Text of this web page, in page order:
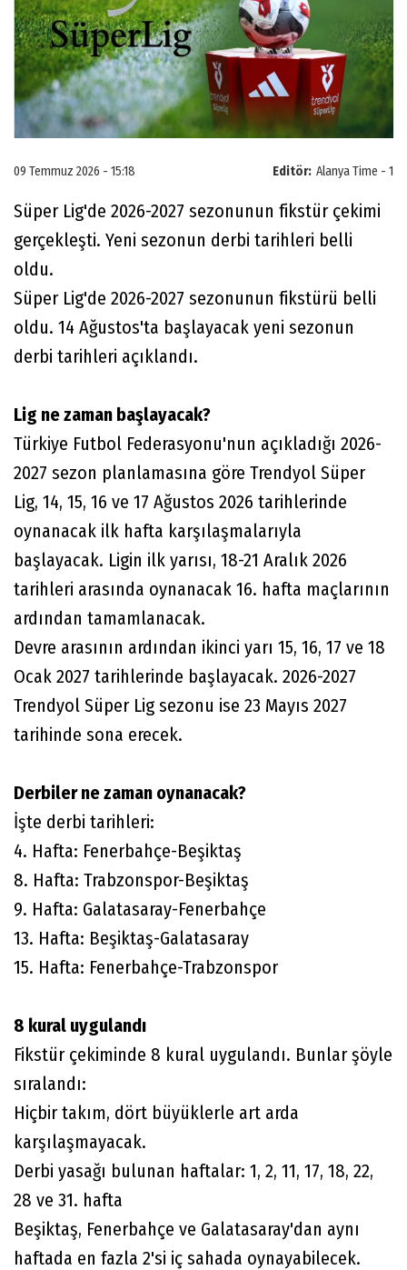
Editör: Alanya Time - 1
09 Temmuz 2026 - 15:18
Süper Lig'de 2026-2027 sezonunun fikstür çekimi
gerçekleşti. Yeni sezonun derbi tarihleri belli
oldu.
Süper Lig'de 2026-2027 sezonunun fikstürü belli
oldu. 14 Ağustos'ta başlayacak yeni sezonun
derbi tarihleri açıklandı.
Lig ne zaman başlayacak?
Türkiye Futbol Federasyonu'nun açıkladığı 2026-
2027 sezon planlamasına göre Trendyol Süper
Lig, 14, 15, 16 ve 17 Ağustos 2026 tarihlerinde
oynanacak ilk hafta karşılaşmalarıyla
başlayacak. Ligin ilk yarısı, 18-21 Aralık 2026
tarihleri arasında oynanacak 16. hafta maçlarının
ardından tamamlanacak.
Devre arasının ardından ikinci yarı 15, 16, 17 ve 18
Ocak 2027 tarihlerinde başlayacak. 2026-2027
Trendyol Süper Lig sezonu ise 23 Mayıs 2027
tarihinde sona erecek.
Derbiler ne zaman oynanacak?
İşte derbi tarihleri:
4. Hafta: Fenerbahçe-Beşiktaş
8. Hafta: Trabzonspor-Beşiktaş
9. Hafta: Galatasaray-Fenerbahçe
13. Hafta: Beşiktaş-Galatasaray
15. Hafta: Fenerbahçe-Trabzonspor
8 kural uygulandı
Fikstür çekiminde 8 kural uygulandı. Bunlar şöyle
sıralandı:
Hiçbir takım, dört büyüklerle art arda
karşılaşmayacak.
Derbi yasağı bulunan haftalar: 1, 2, 11, 17, 18, 22,
28 ve 31. hafta
Beşiktaş, Fenerbahçe ve Galatasaray'dan aynı
haftada en fazla 2'si iç sahada oynayabilecek.